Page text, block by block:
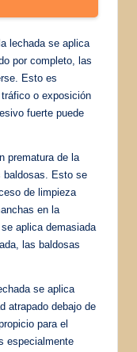
lechada se aplica
por completo, las
Esto es
o exposición
fuerte puede
prematura de la
baldosas. Esto se
de limpieza
en la
aplica demasiada
las baldosas
se aplica
atrapado debajo de
para el
especialmente